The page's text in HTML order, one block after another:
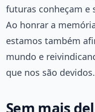
futuras conheçam e
Ao honrar a
estamos também
mundo e
que nos são devidos.
Sem mais